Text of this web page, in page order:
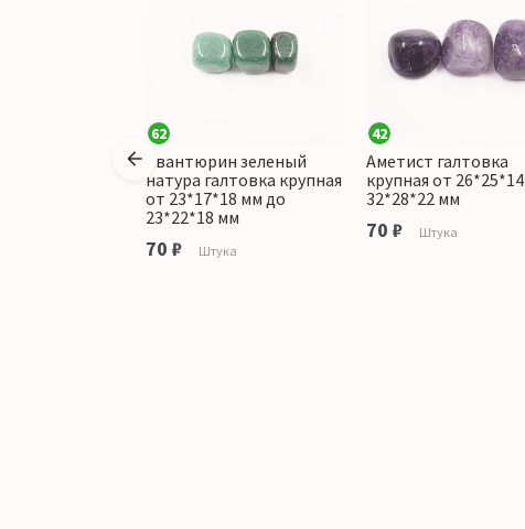
62
Авантюрин зеленый
натура галтовка крупная
от 23*17*18 мм до
23*22*18 мм
70 ₽ Штука
42
Аметист галтовка
крупная от
32*28*22 мм
70 ₽ Штука